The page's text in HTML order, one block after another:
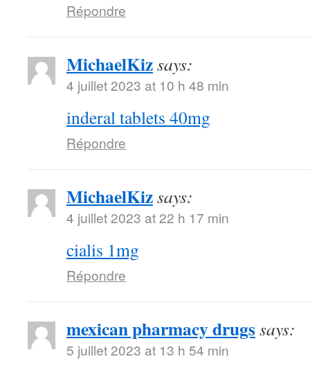
Répondre
MichaelKizsays:
4 juillet 2023 at 10 h 48 min
inderal tablets 40mg
Répondre
MichaelKizsays:
4 juillet 2023 at 22 h 17 min
cialis 1mg
Répondre
mexican pharmacy drugssays:
5 juillet 2023 at 13 h 54 min